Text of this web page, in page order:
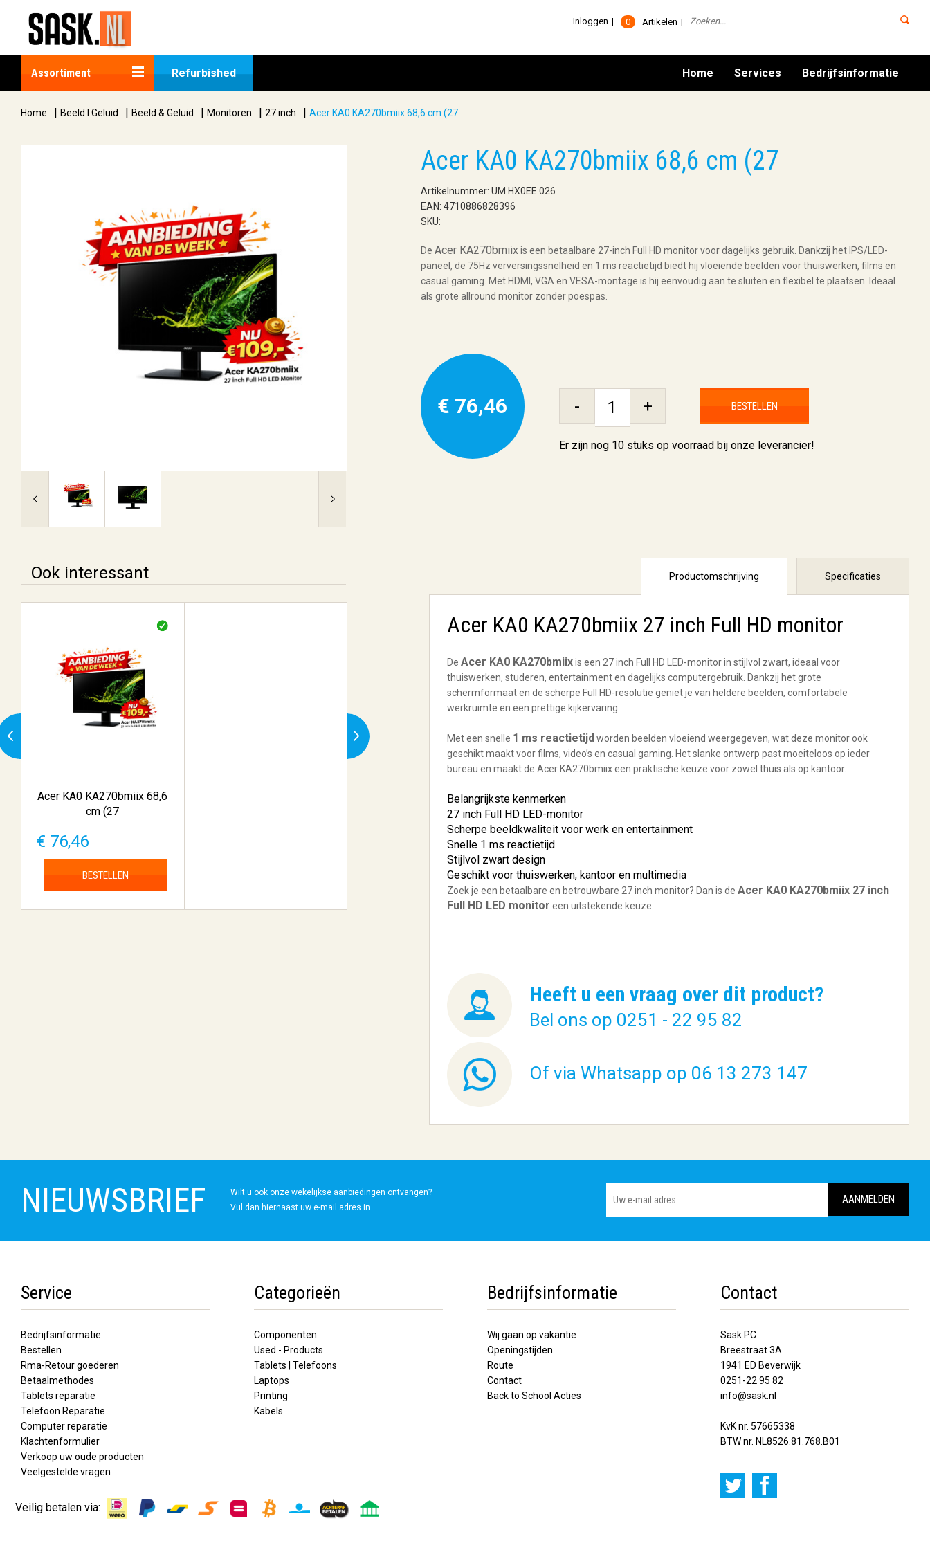
0 Artikelen
Inloggen
Assortiment Refurbished Home Services Bedrijfsinformatie
Home | Beeld I Geluid | Beeld & Geluid | Monitoren | 27 inch | Acer KA0 KA270bmiix 68,6 cm (27
Acer KA0 KA270bmiix 68,6 cm (27
Artikelnummer: UM.HX0EE.026
EAN: 4710886828396
SKU:
De Acer KA270bmiixis een betaalbare 27-inch Full HD monitor voor dagelijks gebruik. Dankzij het IPS/LED-
paneel, de 75Hz verversingssnelheid en 1 ms reactietijd biedt hij vloeiende beelden voor thuiswerken, films en
casual gaming. Met HDMI, VGA en VESA-montage is hij eenvoudig aan te sluiten en flexibel te plaatsen. Ideaal
als grote allround monitor zonder poespas.
€ 76,46 - + BESTELLEN
Er zijn nog 10 stuks op voorraad bij onze leverancier!
Ook interessant
Acer KA0 KA270bmiix 68,6
cm (27
€ 76,46
BESTELLEN
Productomschrijving Specificaties
Acer KA0 KA270bmiix 27 inch Full HD monitor
De Acer KA0 KA270bmiixis een 27 inch Full HD LED-monitor in stijlvol zwart, ideaal voor
thuiswerken, studeren, entertainment en dagelijks computergebruik. Dankzij het grote
schermformaat en de scherpe Full HD-resolutie geniet je van heldere beelden, comfortabele
werkruimte en een prettige kijkervaring.
Met een snelle 1 ms reactietijdworden beelden vloeiend weergegeven, wat deze monitor ook
geschikt maakt voor films, video’s en casual gaming. Het slanke ontwerp past moeiteloos op ieder
bureau en maakt de Acer KA270bmiix een praktische keuze voor zowel thuis als op kantoor.
Belangrijkste kenmerken
27 inch Full HD LED-monitor
Scherpe beeldkwaliteit voor werk en entertainment
Snelle 1 ms reactietijd
Stijlvol zwart design
Geschikt voor thuiswerken, kantoor en multimedia
Zoek je een betaalbare en betrouwbare 27 inch monitor? Dan is de Acer KA0 KA270bmiix 27 inch
Full HD LED monitor een uitstekende keuze.
Heeft u een vraag over dit product?
Bel ons op 0251 - 22 95 82
Of via Whatsapp op 06 13 273 147
NIEUWSBRIEF
Wilt u ook onze wekelijkse aanbiedingen ontvangen?
Vul dan hiernaast uw e-mail adres in.
Service
Bedrijfsinformatie
Bestellen
Rma-Retour goederen
Betaalmethodes
Tablets reparatie
Telefoon Reparatie
Computer reparatie
Klachtenformulier
Verkoop uw oude producten
Veelgestelde vragen
Categorieën
Componenten
Used - Products
Tablets | Telefoons
Laptops
Printing
Kabels
Bedrijfsinformatie
Wij gaan op vakantie
Openingstijden
Route
Contact
Back to School Acties
Contact
Sask PC
Breestraat 3A
1941 ED Beverwijk
0251-22 95 82
info@sask.nl
KvK nr. 57665338
BTW nr. NL8526.81.768.B01
Veilig betalen via: